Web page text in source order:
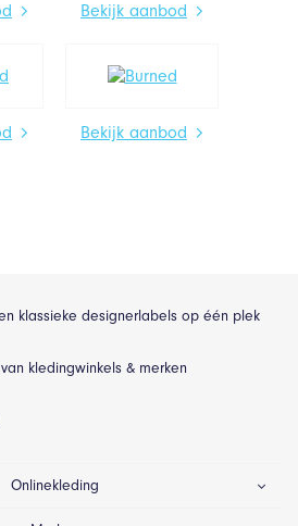
Bekijk aanbod
Bekijk aanbod
klassieke designerlabels op één plek
kledingwinkels & merken
Onlinekleding